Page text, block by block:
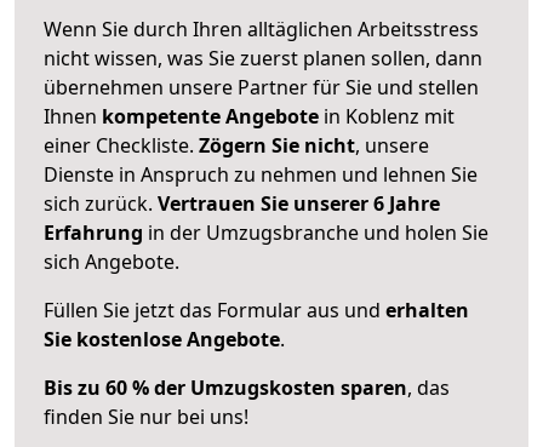
Wenn Sie durch Ihren alltäglichen Arbeitsstress
nicht wissen, was Sie zuerst planen sollen, dann
übernehmen unsere Partner für Sie und stellen
Ihnen kompetente Angebote in Koblenz mit
einer Checkliste. Zögern Sie nicht, unsere
Dienste in Anspruch zu nehmen und lehnen Sie
sich zurück. Vertrauen Sie unserer 6 Jahre
Erfahrung in der Umzugsbranche und holen Sie
sich Angebote.
Füllen Sie jetzt das Formular aus und erhalten
Sie kostenlose Angebote.
Bis zu 60 % der Umzugskosten sparen, das
finden Sie nur bei uns!